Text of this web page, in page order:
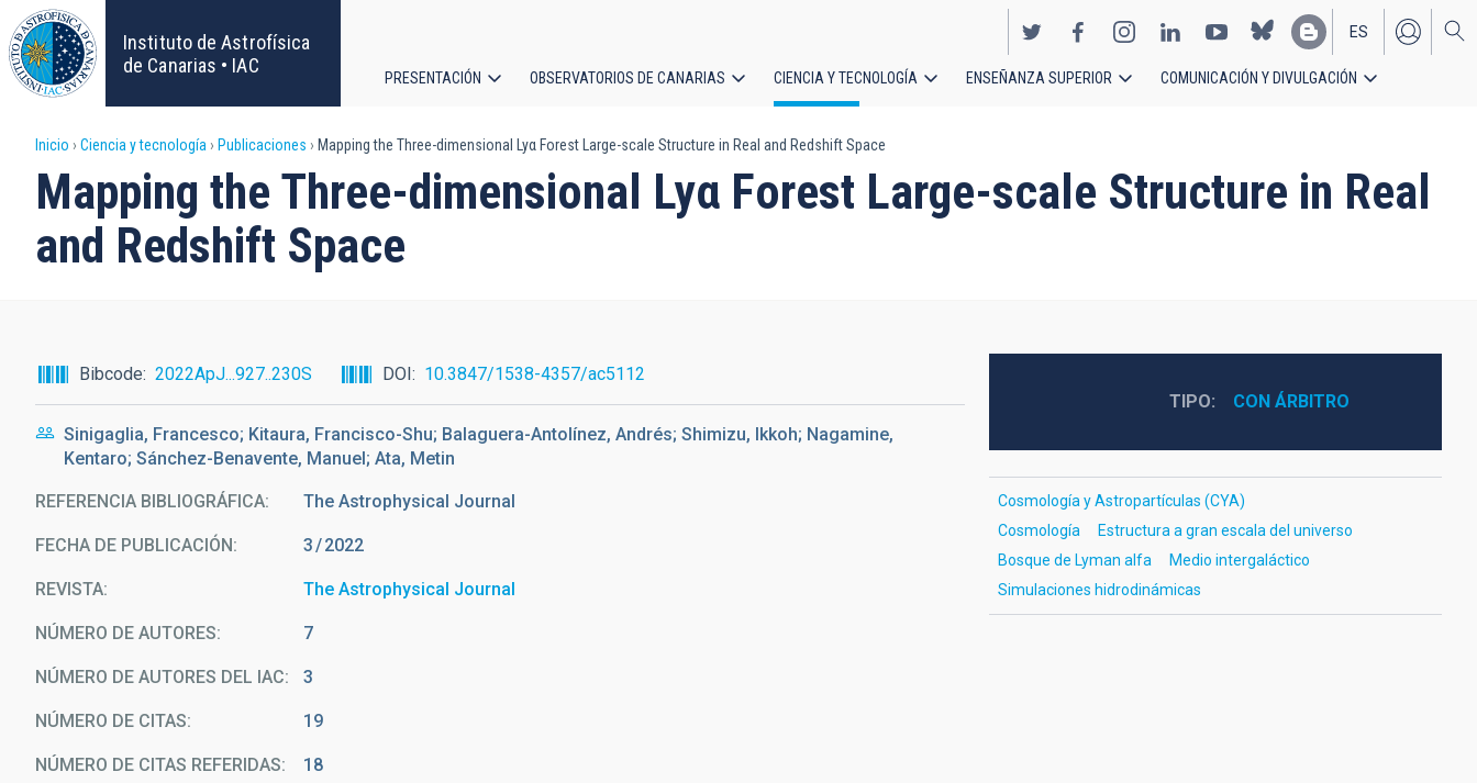
Pasar
al
contenido
principal
Instituto de Astrofísica
de Canarias • IAC
EN
ES
principal
PRESENTACIÓN OBSERVATORIOS DE CANARIAS CIENCIA Y TECNOLOGÍA ENSEÑANZA SUPERIOR COMUNICACIÓN Y DIVULGACIÓN
Sobrescribir
enlaces
de
a
la
navegación
Inicio Ciencia y tecnología Publicaciones Mapping the Three-dimensional Lyα Forest Large-scale Structure in Real and Redshift Space
Mapping the Three-dimensional Lyα Forest Large-scale Structure in Real
and Redshift Space
Bibcode 2022ApJ...927..230S DOI 10.3847/1538-4357/ac5112
Sinigaglia, Francesco; Kitaura, Francisco-Shu; Balaguera-Antolínez, Andrés; Shimizu, Ikkoh; Nagamine,
Kentaro; Sánchez-Benavente, Manuel; Ata, Metin
REFERENCIA BIBLIOGRÁFICA The Astrophysical Journal
FECHA DE PUBLICACIÓN: 3 2022
REVISTA The Astrophysical Journal
NÚMERO DE AUTORES 7
NÚMERO DE AUTORES DEL IAC 3
NÚMERO DE CITAS 19
NÚMERO DE CITAS REFERIDAS 18
TIPO CON ÁRBITRO
Cosmología y Astropartículas (CYA)
Cosmología
Estructura a gran escala del universo
Bosque de Lyman alfa
Medio intergaláctico
Simulaciones hidrodinámicas